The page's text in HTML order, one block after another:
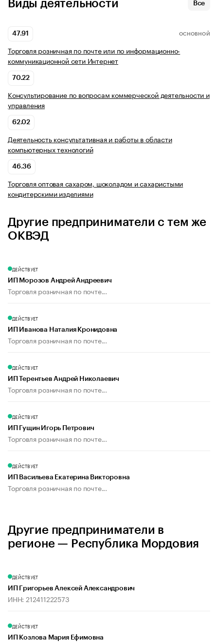
Виды деятельности Все
47.91 ОСНОВНОЙ
Торговля розничная по почте или по информационно-
коммуникационной сети Интернет
70.22
Консультирование по вопросам коммерческой деятельности и
управления
62.02
Деятельность консультативная и работы в области
компьютерных технологий
46.36
Торговля оптовая сахаром, шоколадом и сахаристыми
кондитерскими изделиями
Другие предприниматели с тем же
ОКВЭД
ДЕЙСТВУЕТ
ИП Морозов Андрей Андреевич
Торговля розничная по почте...
ДЕЙСТВУЕТ
ИП Иванова Наталия Кронидовна
Торговля розничная по почте...
ДЕЙСТВУЕТ
ИП Терентьев Андрей Николаевич
Торговля розничная по почте...
ДЕЙСТВУЕТ
ИП Гущин Игорь Петрович
Торговля розничная по почте...
ДЕЙСТВУЕТ
ИП Васильева Екатерина Викторовна
Торговля розничная по почте...
Другие предприниматели в
регионе — Республика Мордовия
ДЕЙСТВУЕТ
ИП Григорьев Алексей Александрович
ИНН: 212411222573
ДЕЙСТВУЕТ
ИП Козлова Мария Ефимовна